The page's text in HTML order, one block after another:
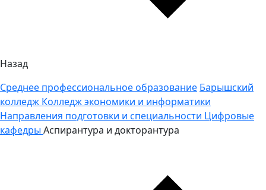
Назад
Среднее профессиональное образование Барышский
колледж Колледж экономики и информатики
Направления подготовки и специальности Цифровые
кафедры Аспирантура и докторантура